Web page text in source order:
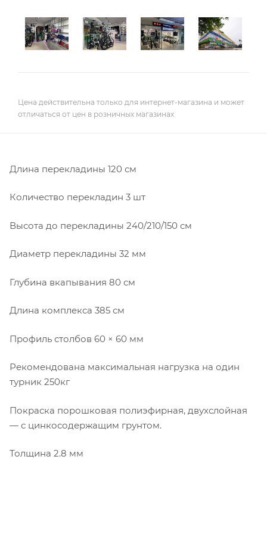
Цена действительна только для интернет-магазина и может
отличаться от цен в розничных магазинах
Длина перекладины 120 см
Количество перекладин 3 шт
Высота до перекладины 240/210/150 см
Диаметр перекладины 32 мм
Глубина вкапывания 80 см
Длина комплекса 385 см
Профиль столбов 60 × 60 мм
Рекомендована максимальная нагрузка на один
турник 250кг
Покраска порошковая полиэфирная, двухслойная
— с цинкосодержащим грунтом.
Толщина 2.8 мм